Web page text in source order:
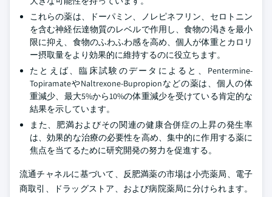
これらの薬は、ドーパミン、ノレピネフリン、セロトニン
を含む神経伝達物質のレベルで作用し、食物の渇きを最小
限に抑え、食物のふわふわ感を高め、個人が体重とカロリ
ー摂取量をより効果的に維持するのに役立ちます。
たとえば、臨床試験のデータによると、Pentermine-
TopiramateやNaltrexone-Bupropionなどの薬は、個人の体
重減少、最大5%から10%の体重減少を受けている肯定的な
結果を示しています。
また、肥満およびその関連の健康合併症の上昇の発生率
は、効果的な治療の必要性を高め、集中的に作用する薬に
焦点を当てるために研究開発の努力を促進する。
流通チャネルに基づいて、反肥満薬の市場は小売薬局、電子
商取引、ドラッグストア、および病院薬局に分けられます。